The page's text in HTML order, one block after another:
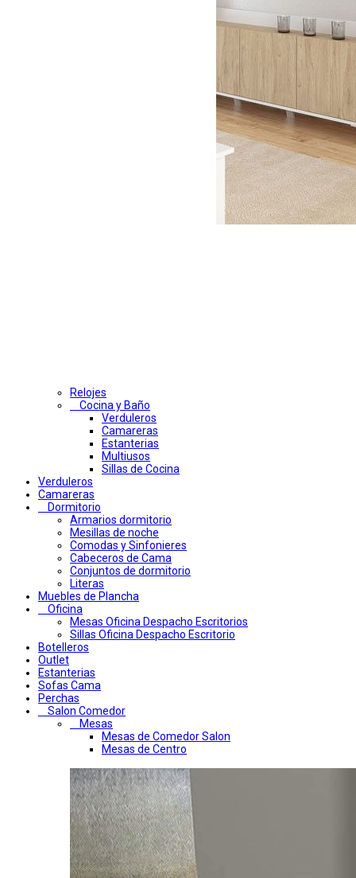
Relojes
Cocina y Baño
Verduleros
Camareras
Estanterias
Multiusos
Sillas de Cocina
Verduleros
Camareras
Dormitorio
Armarios dormitorio
Mesillas de noche
Comodas y Sinfonieres
Cabeceros de Cama
Conjuntos de dormitorio
Literas
Muebles de Plancha
Oficina
Mesas Oficina Despacho Escritorios
Sillas Oficina Despacho Escritorio
Botelleros
Outlet
Estanterias
Sofas Cama
Perchas
Salon Comedor
Mesas
Mesas de Comedor Salon
Mesas de Centro